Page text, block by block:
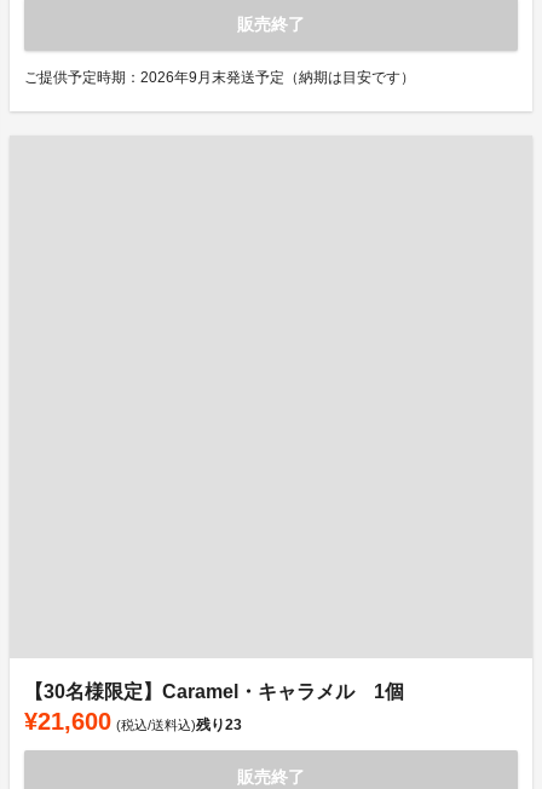
販売終了
ご提供予定時期：2026年9月末発送予定（納期は目安です）
【30名様限定】Caramel・キャラメル 1個
¥21,600 (税込/送料込)残り23
販売終了